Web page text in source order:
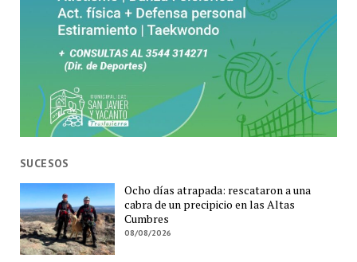
SUCESOS
Ocho días atrapada: rescataron a una
cabra de un precipicio en las Altas
Cumbres
08/08/2026